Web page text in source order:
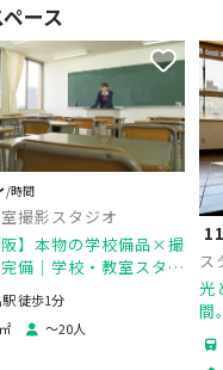
ース
/時間
撮影スタジオ
】本物の学校備品×撮
備｜学校・教室スタジ
徒歩1分
㎡ 〜20人
ス
ー
光
間